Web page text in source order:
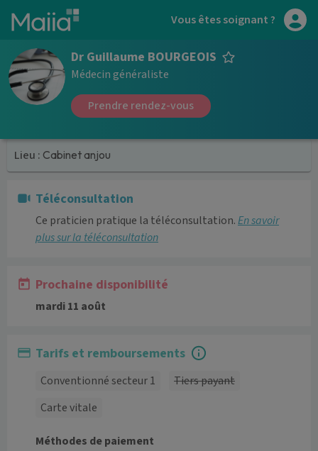
Aller au contenu principal Vous êtes soignant ?
Dr Guillaume BOURGEOIS
Médecin généraliste
Prendre rendez-vous
Lieu : Cabinet anjou
Téléconsultation
Ce praticien pratique la téléconsultation.En savoir
plus sur la téléconsultation
Prochaine disponibilité
mardi 11 août
Tarifs et remboursements
Conventionné secteur 1
Tiers payant
Carte vitale
Méthodes de paiement